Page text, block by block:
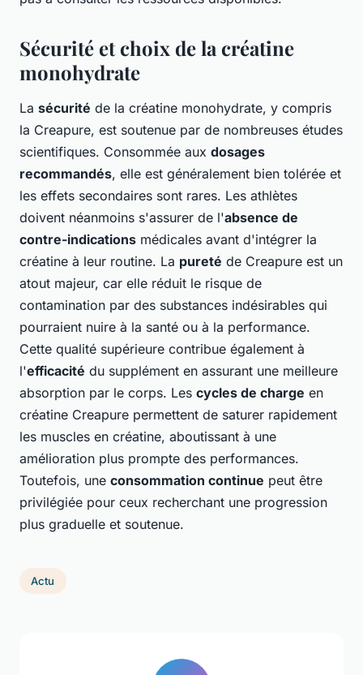
Sécurité et choix de la créatine
monohydrate
La sécurité de la créatine monohydrate, y compris
la Creapure, est soutenue par de nombreuses études
scientifiques. Consommée aux dosages
recommandés, elle est généralement bien tolérée et
les effets secondaires sont rares. Les athlètes
doivent néanmoins s'assurer de l'absence de
contre-indications médicales avant d'intégrer la
créatine à leur routine. La pureté de Creapure est un
atout majeur, car elle réduit le risque de
contamination par des substances indésirables qui
pourraient nuire à la santé ou à la performance.
Cette qualité supérieure contribue également à
l'efficacité du supplément en assurant une meilleure
absorption par le corps. Les cycles de charge en
créatine Creapure permettent de saturer rapidement
les muscles en créatine, aboutissant à une
amélioration plus prompte des performances.
Toutefois, une consommation continue peut être
privilégiée pour ceux recherchant une progression
plus graduelle et soutenue.
Actu